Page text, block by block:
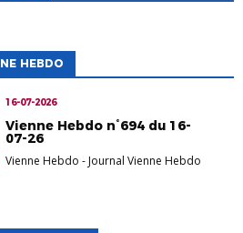
HEBDO
16-07-2026
Vienne Hebdo n°694 du 16-
07-26
Vienne Hebdo - Journal Vienne Hebdo